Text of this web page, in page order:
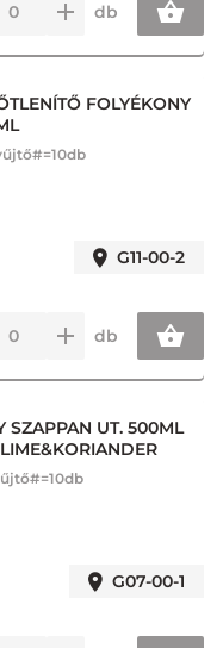
db
FOLYÉKONY
G11-00-2
db
SZAPPAN UT. 500ML
G07-00-1